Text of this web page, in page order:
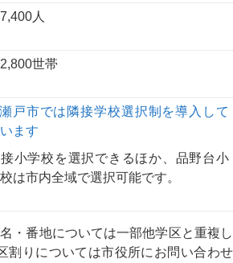
人
世帯
瀬戸市では隣接学校選択制を導入して
います
小学校を選択できるほか、品野台小
は市内全域で選択可能です。
・番地については一部他学区と重複し
割りについては市役所にお問い合わせ